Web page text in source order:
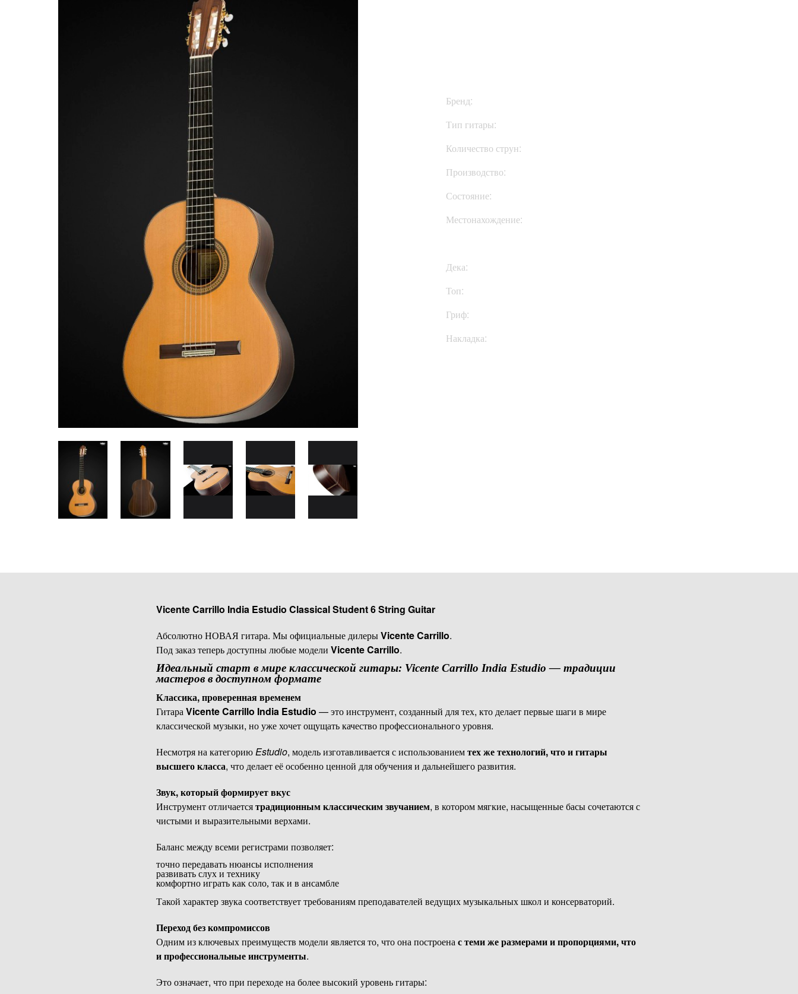
Бренд:
Тип гитары:
Количество струн:
Производство:
Состояние:
Местонахождение:
Дека:
Топ:
Гриф:
Накладка:
Vicente Carrillo India Estudio Classical Student 6 String Guitar
Абсолютно НОВАЯ гитара. Мы официальные дилерыVicente Carrillo.
Под заказ теперь доступны любые модели Vicente Carrillo.
Идеальный старт в мире классической гитары: Vicente Carrillo India Estudio — традиции
мастеров в доступном формате
Классика, проверенная временем
ГитараVicente Carrillo India Estudio — это инструмент, созданный для тех, кто делает первые шаги в мире
классической музыки, но уже хочет ощущать качество профессионального уровня.
Несмотря на категориюEstudio, модель изготавливается с использованиемтех же технологий, что и гитары
высшего класса, что делает её особенно ценной для обучения и дальнейшего развития.
Звук, который формирует вкус
Инструмент отличаетсятрадиционным классическим звучанием, в котором мягкие, насыщенные басы сочетаются с
чистыми и выразительными верхами.
Баланс между всеми регистрами позволяет:
точно передавать нюансы исполнения
развивать слух и технику
комфортно играть как соло, так и в ансамбле
Такой характер звука соответствует требованиям преподавателей ведущих музыкальных школ и консерваторий.
Переход без компромиссов
Одним из ключевых преимуществ модели является то, что она построенас теми же размерами и пропорциями, что
и профессиональные инструменты.
Это означает, что при переходе на более высокий уровень гитары: